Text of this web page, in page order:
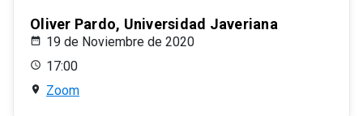
Oliver Pardo, Universidad Javeriana
19 de Noviembre de 2020
17:00
Zoom